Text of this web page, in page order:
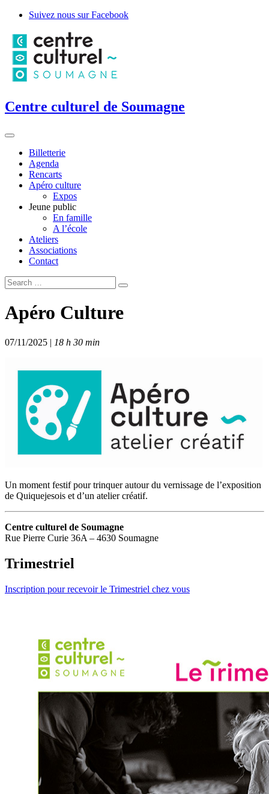
Suivez nous sur Facebook
Centre culturel de Soumagne
Billetterie
Agenda
Rencarts
Apéro culture
Expos
Jeune public
En famille
A l’école
Ateliers
Associations
Contact
Apéro Culture
07/11/2025 | 18 h 30 min
Un moment festif pour trinquer autour du vernissage de l’exposition
de Quiquejesois et d’un atelier créatif.
Centre culturel de Soumagne
Rue Pierre Curie 36A – 4630 Soumagne
Trimestriel
Inscription pour recevoir le Trimestriel chez vous